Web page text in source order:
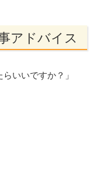
アドバイス
いいですか？」